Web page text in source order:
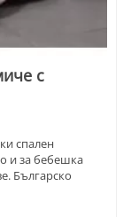
с
спален
и за бебешка
Българско